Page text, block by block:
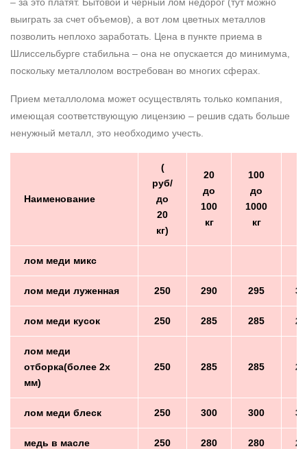
выиграть за счет объемов), а вот лом цветных металлов
позволить неплохо заработать. Цена в пункте приема в
Шлиссельбурге стабильна – она не опускается до минимума,
поскольку металлолом востребован во многих сферах.
Прием металлолома может осуществлять только компания,
имеющая соответствующую лицензию – решив сдать больше
ненужный металл, это необходимо учесть.
Наименование
(
руб/
до
20
кг)
20
до
100
кг
100
до
1000
кг
лом меди микс
лом меди луженная 250 290 295
лом меди кусок 250 285 285
лом меди
отборка(более 2х
мм)
250 285 285
лом меди блеск 250 300 300
медь в масле 250 280 280